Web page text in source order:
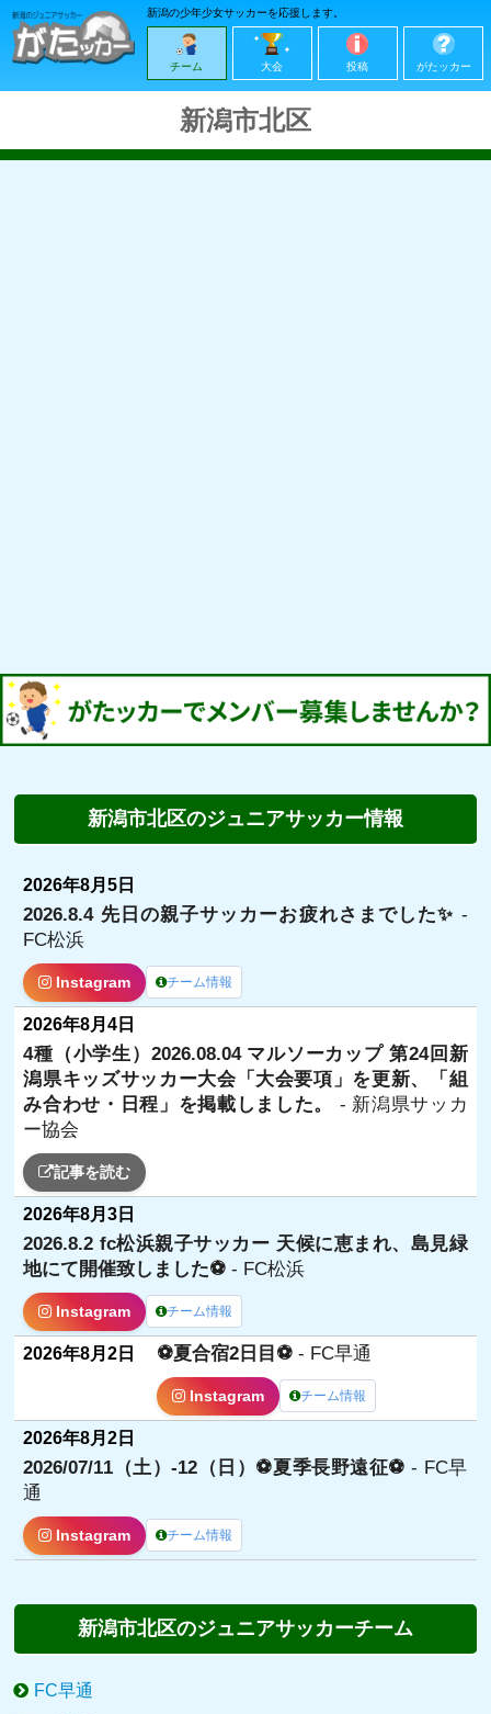
新潟の少年少女サッカーを応援します。
チーム 大会 投稿 がたッカー
新潟市北区
新潟市北区のジュニアサッカー情報
2026年8月5日
2026.8.4 先日の親子サッカーお疲れさまでした✨ -
FC松浜
Instagram チーム情報
2026年8月4日
4種（小学生）2026.08.04 マルソーカップ 第24回新
潟県キッズサッカー大会「大会要項」を更新、「組
み合わせ・日程」を掲載しました。 - 新潟県サッカ
ー協会
記事を読む
2026年8月3日
2026.8.2 fc松浜親子サッカー 天候に恵まれ、島見緑
地にて開催致しました⚽️- FC松浜
Instagram チーム情報
2026年8月2日 ⚽️夏合宿2日目⚽️- FC早通
Instagram チーム情報
2026年8月2日
2026/07/11（土）-12（日）⚽️夏季長野遠征⚽️- FC早
通
Instagram チーム情報
新潟市北区のジュニアサッカーチーム
FC早通